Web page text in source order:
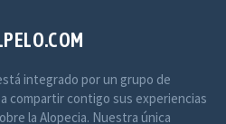
integrado por un grupo de
compartir contigo sus experiencias
la Alopecia. Nuestra única